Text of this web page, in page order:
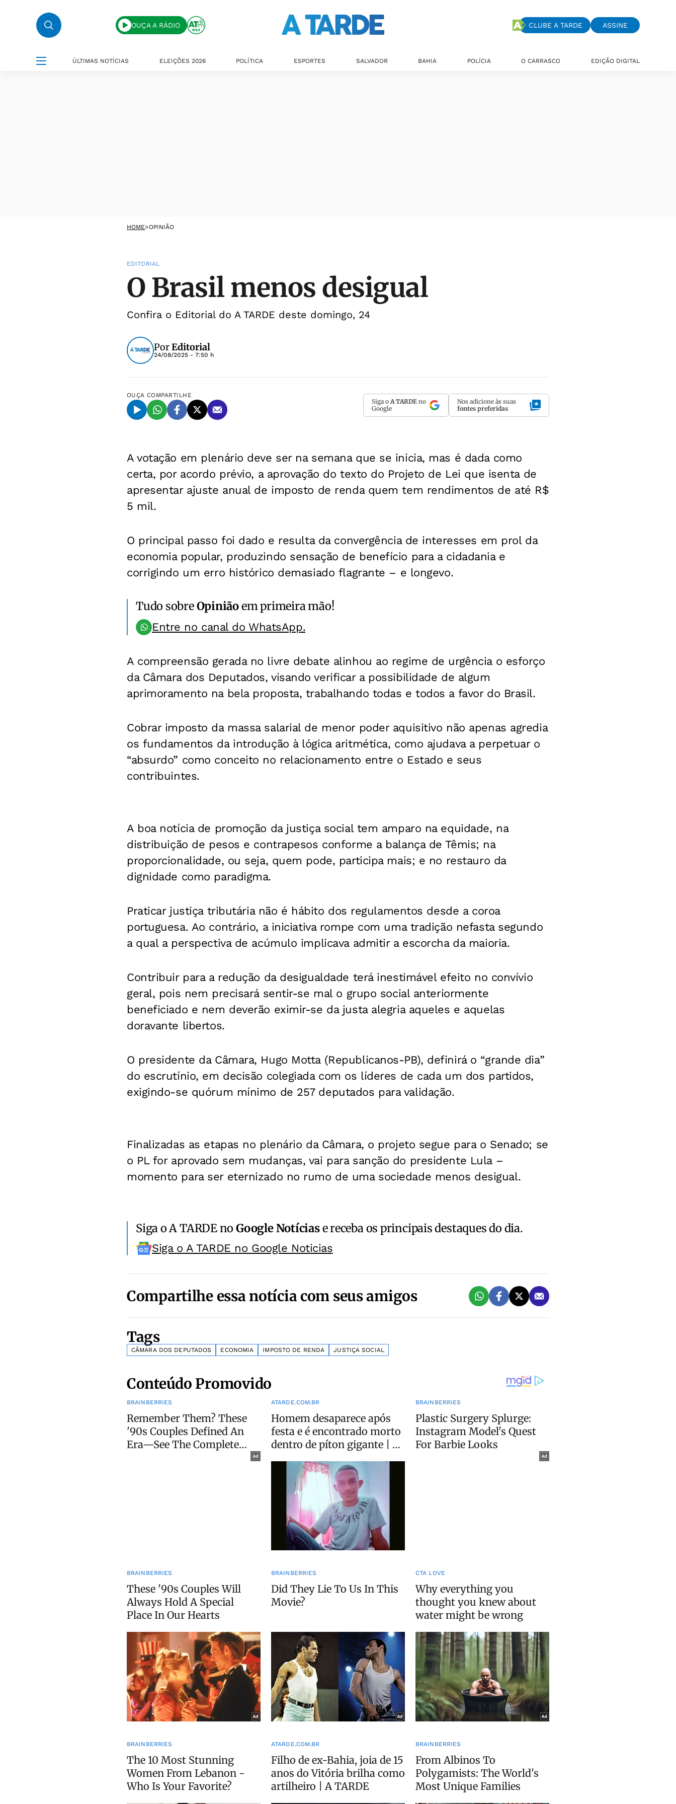
OUÇA A RÁDIO CLUBE A TARDE ASSINE
ÚLTIMAS NOTÍCIAS ELEIÇÕES 2026 POLÍTICA ESPORTES SALVADOR BAHIA POLÍCIA O CARRASCO EDIÇÃO DIGITAL
HOME>OPINIÃO
EDITORIAL
O Brasil menos desigual
Confira o Editorial do A TARDE deste domingo, 24
PorEditorial
24/08/2025 - 7:50 h
OUÇA COMPARTILHE
Siga o A TARDE no
Google
Nos adicione às suas
fontes preferidas
A votação em plenário deve ser na semana que se inicia, mas é dada como
certa, por acordo prévio, a aprovação do texto do Projeto de Lei que isenta de
apresentar ajuste anual de imposto de renda quem tem rendimentos de até R$
5 mil.
O principal passo foi dado e resulta da convergência de interesses em prol da
economia popular, produzindo sensação de benefício para a cidadania e
corrigindo um erro histórico demasiado flagrante – e longevo.
Tudo sobreOpiniãoem primeira mão!
Entre no canal do WhatsApp.
A compreensão gerada no livre debate alinhou ao regime de urgência o esforço
da Câmara dos Deputados, visando verificar a possibilidade de algum
aprimoramento na bela proposta, trabalhando todas e todos a favor do Brasil.
Cobrar imposto da massa salarial de menor poder aquisitivo não apenas agredia
os fundamentos da introdução à lógica aritmética, como ajudava a perpetuar o
“absurdo” como conceito no relacionamento entre o Estado e seus
contribuintes.
A boa notícia de promoção da justiça social tem amparo na equidade, na
distribuição de pesos e contrapesos conforme a balança de Têmis; na
proporcionalidade, ou seja, quem pode, participa mais; e no restauro da
dignidade como paradigma.
Praticar justiça tributária não é hábito dos regulamentos desde a coroa
portuguesa. Ao contrário, a iniciativa rompe com uma tradição nefasta segundo
a qual a perspectiva de acúmulo implicava admitir a escorcha da maioria.
Contribuir para a redução da desigualdade terá inestimável efeito no convívio
geral, pois nem precisará sentir-se mal o grupo social anteriormente
beneficiado e nem deverão eximir-se da justa alegria aqueles e aquelas
doravante libertos.
O presidente da Câmara, Hugo Motta (Republicanos-PB), definirá o “grande dia”
do escrutínio, em decisão colegiada com os líderes de cada um dos partidos,
exigindo-se quórum mínimo de 257 deputados para validação.
Finalizadas as etapas no plenário da Câmara, o projeto segue para o Senado; se
o PL for aprovado sem mudanças, vai para sanção do presidente Lula –
momento para ser eternizado no rumo de uma sociedade menos desigual.
Siga o A TARDE noGoogle Notíciase receba os principais destaques do dia.
Siga o A TARDE no Google Noticias
Compartilhe essa notícia com seus amigos
Tags
CÂMARA DOS DEPUTADOS ECONOMIA IMPOSTO DE RENDA JUSTIÇA SOCIAL